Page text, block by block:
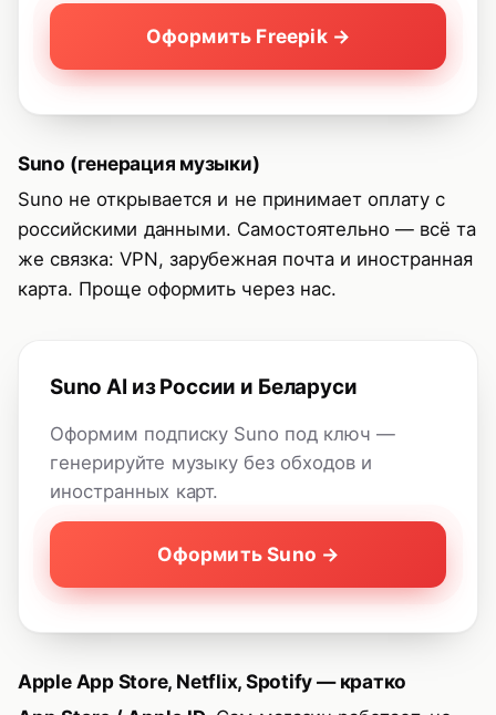
Оформить Freepik →
Suno (генерация музыки)
Suno не открывается и не принимает оплату с
российскими данными. Самостоятельно — всё та
же связка: VPN, зарубежная почта и иностранная
карта. Проще оформить через нас.
Suno AI из России и Беларуси
Оформим подписку Suno под ключ —
генерируйте музыку без обходов и
иностранных карт.
Оформить Suno →
Apple App Store, Netflix, Spotify — кратко